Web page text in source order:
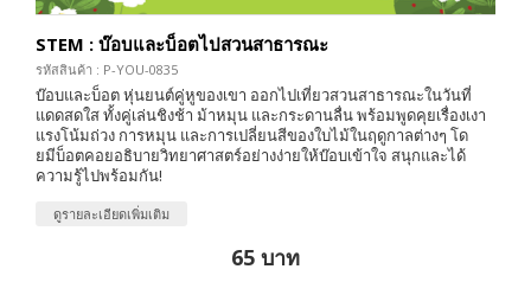
STEM : บ๊อบและบ็อตไปสวนสาธารณะ
รหัสสินค้า : P-YOU-0835
บ๊อบและบ็อต หุ่นยนต์คู่หูของเขา ออกไปเที่ยวสวนสาธารณะในวันที่
แดดสดใส ทั้งคู่เล่นชิงช้า ม้าหมุน และกระดานลื่น พร้อมพูดคุยเรื่องเงา
แรงโน้มถ่วง การหมุน และการเปลี่ยนสีของใบไม้ในฤดูกาลต่างๆ โด
ยมีบ็อตคอยอธิบายวิทยาศาสตร์อย่างง่ายให้บ๊อบเข้าใจ สนุกและได้
ความรู้ไปพร้อมกัน!
ดูรายละเอียดเพิ่มเติม
65 บาท